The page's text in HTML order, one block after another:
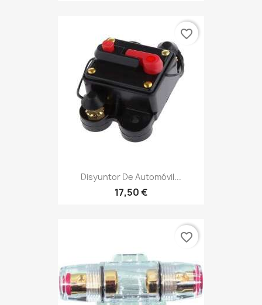
Disyuntor De Automóvil...
17,50 €
favorite_border
favorite_border